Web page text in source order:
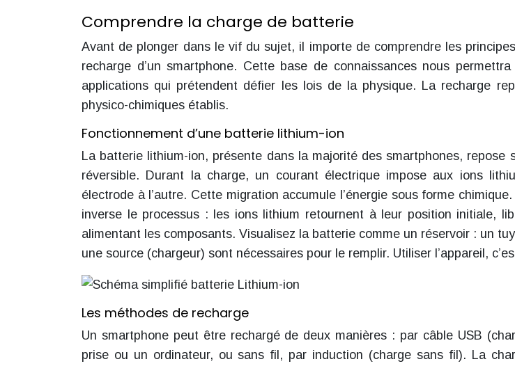
Comprendre la charge de batterie
Avant de plonger dans le vif du sujet, il importe de comprendre les
recharge d’un smartphone. Cette base de connaissances nous
applications qui prétendent défier les lois de la physique. La recharge
physico-chimiques établis.
Fonctionnement d’une batterie lithium-ion
La batterie lithium-ion, présente dans la majorité des smartphones, repose
réversible. Durant la charge, un courant électrique impose aux ions
électrode à l’autre. Cette migration accumule l’énergie sous forme
inverse le processus : les ions lithium retournent à leur position initiale,
alimentant les composants. Visualisez la batterie comme un réservoir : un
une source (chargeur) sont nécessaires pour le remplir. Utiliser l’appareil,
Les méthodes de recharge
Un smartphone peut être rechargé de deux manières : par câble USB
prise ou un ordinateur, ou sans fil, par induction (charge sans fil). La